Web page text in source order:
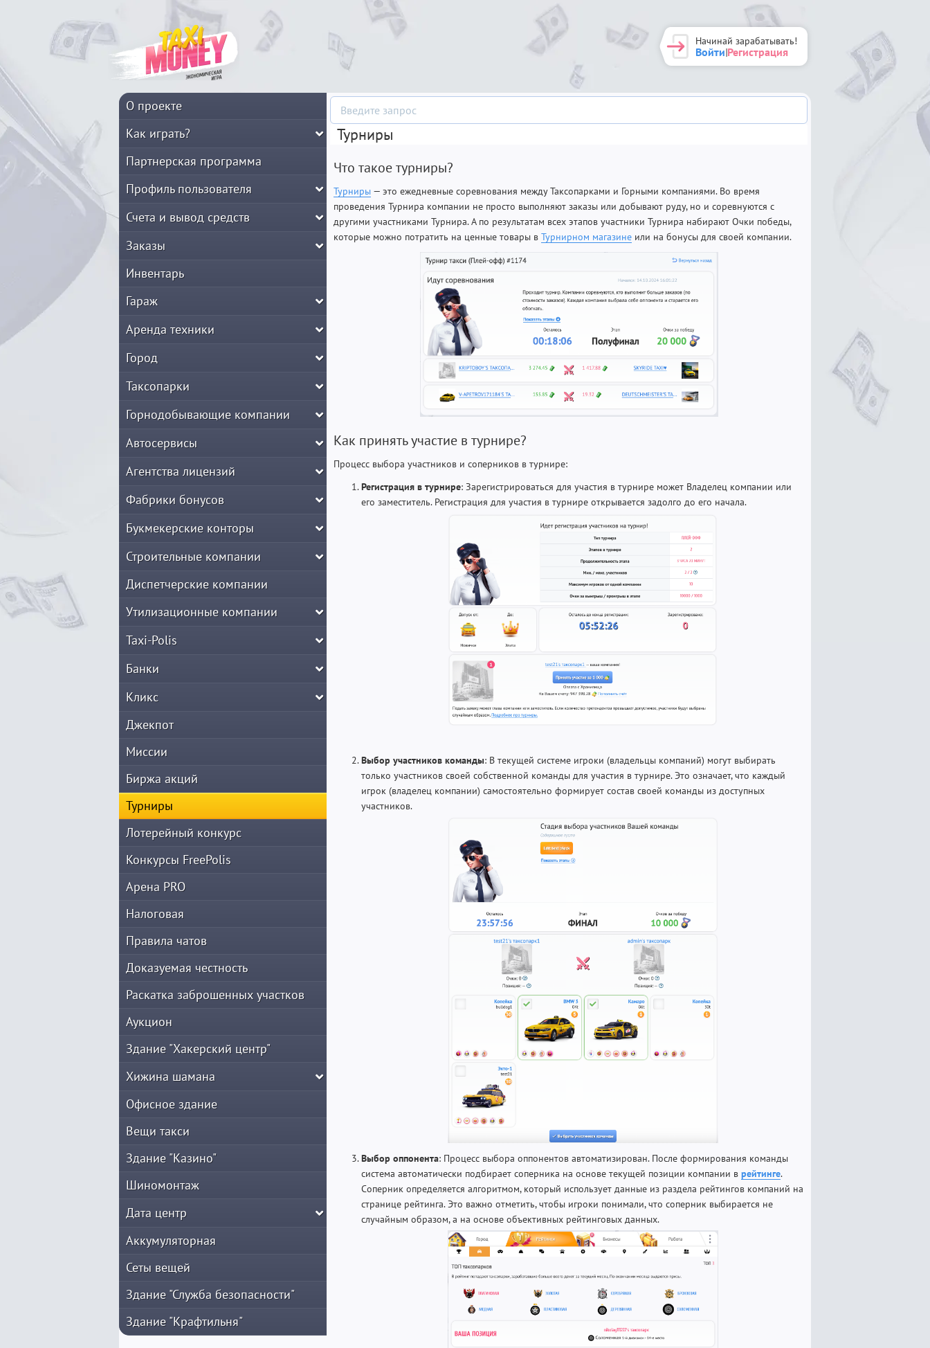
Начинай зарабатывать!
Войти|Регистрация
О проекте
Как играть?
Партнерская программа
Профиль пользователя
Счета и вывод средств
Заказы
Инвентарь
Гараж
Аренда техники
Город
Таксопарки
Горнодобывающие компании
Автосервисы
Агентства лицензий
Фабрики бонусов
Букмекерские конторы
Строительные компании
Диспетчерские компании
Утилизационные компании
Taxi-Polis
Банки
Кликс
Джекпот
Миссии
Биржа акций
Турниры
Лотерейный конкурс
Конкурсы FreePolis
Арена PRO
Налоговая
Правила чатов
Доказуемая честность
Раскатка заброшенных участков
Аукцион
Здание "Хакерский центр"
Хижина шамана
Офисное здание
Вещи такси
Здание "Казино"
Шиномонтаж
Дата центр
Аккумуляторная
Сеты вещей
Здание "Служба безопасности"
Здание "Крафтильня"
Турниры
Что такое турниры?
Турниры — это ежедневные соревнования между Таксопарками и Горными компаниями. Во время
проведения Турнира компании не просто выполняют заказы или добывают руду, но и соревнуются с
другими участниками Турнира. А по результатам всех этапов участники Турнира набирают Очки победы,
которые можно потратить на ценные товары в Турнирном магазине или на бонусы для своей компании.
Как принять участие в турнире?
Процесс выбора участников и соперников в турнире:
Регистрация в турнире: Зарегистрироваться для участия в турнире может Владелец компании или
его заместитель. Регистрация для участия в турнире открывается задолго до его начала.
Выбор участников команды: В текущей системе игроки (владельцы компаний) могут выбирать
только участников своей собственной команды для участия в турнире. Это означает, что каждый
игрок (владелец компании) самостоятельно формирует состав своей команды из доступных
участников.
Выбор оппонента: Процесс выбора оппонентов автоматизирован. После формирования команды
система автоматически подбирает соперника на основе текущей позиции компании в рейтинге.
Соперник определяется алгоритмом, который использует данные из раздела рейтингов компаний на
странице рейтинга. Это важно отметить, чтобы игроки понимали, что соперник выбирается не
случайным образом, а на основе объективных рейтинговых данных.